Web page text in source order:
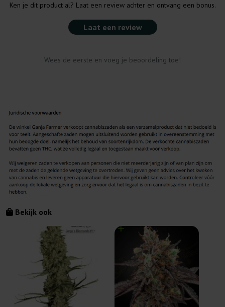
Ken je dit product al? Laat een review achter en ontvang een bonus.
Laat een review
Wees de eerste en voeg je beoordeling toe!
Bekijk ook